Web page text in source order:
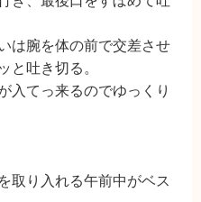
は腕を体の前で交差させ
と吐き切る。
入てっ来るのでゆっくり
取り入れる午前中がベス